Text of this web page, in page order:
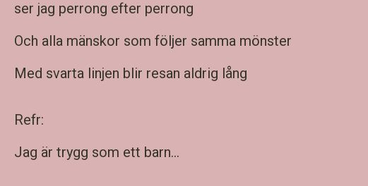
ser jag perrong efter perrong
Och alla mänskor som följer samma mönster
Med svarta linjen blir resan aldrig lång
Refr:
Jag är trygg som ett barn...